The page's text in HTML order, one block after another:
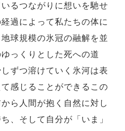
るつながりに想いを馳せ
過によって私たちの体に
球規模の氷冠の融解を並
っくりとした死への道
ずつ溶けていく氷河は表
感じることができるこの
ら人間が抱く自然に対し
、そして自分が「いま」